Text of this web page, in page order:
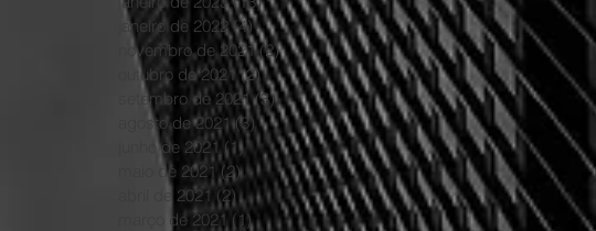
janeiro de 2022 (4)4 posts
novembro de 2021 (2)2 posts
outubro de 2021 (2)2 posts
setembro de 2021 (3)3 posts
agosto de 2021 (3)3 posts
junho de 2021 (1)1 post
maio de 2021 (2)2 posts
abril de 2021 (2) 2 posts
março de 2021 (1)1 post